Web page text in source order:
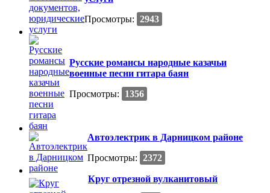
Просмотры: 2943
Русские романсы народные казачьи
военные песни гитара баян
Просмотры:
1356
Автоэлектрик в Дарницком районе
Просмотры: 2372
Круг отрезной вулканитовый